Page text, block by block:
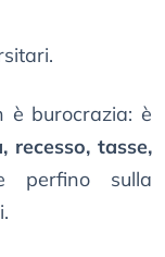
è burocrazia: è
recesso, tasse,
perfino sulla